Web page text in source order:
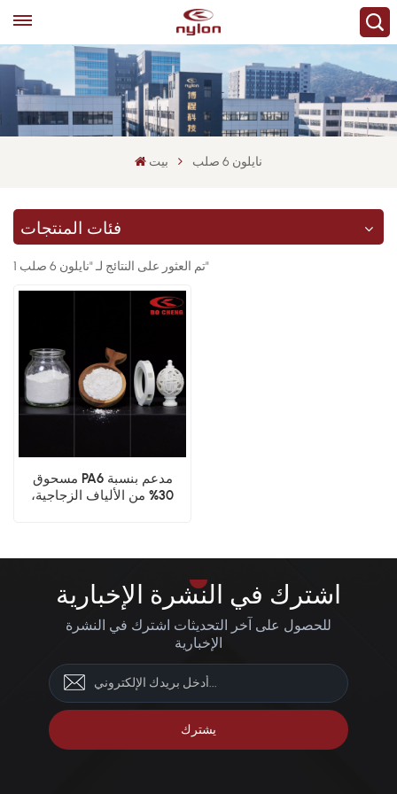
بيت نايلون 6 صلب
فئات المنتجات
1 تم العثور على النتائج لـ "نايلون 6 صلب"
مسحوق PA6 مدعم بنسبة
30% من الألياف الزجاجية،
اشترك في النشرة الإخبارية
للحصول على آخر التحديثات اشترك في النشرة
الإخبارية